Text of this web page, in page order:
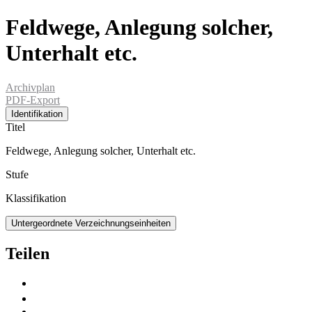
Feldwege, Anlegung solcher,
Unterhalt etc.
Archivplan
PDF-Export
Identifikation
Titel
Feldwege, Anlegung solcher, Unterhalt etc.
Stufe
Klassifikation
Untergeordnete Verzeichnungseinheiten
Teilen